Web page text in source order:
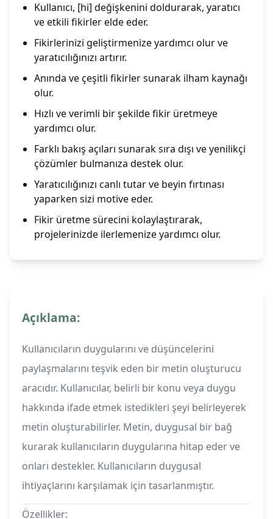
Kullanıcı, [hi] değişkenini doldurarak, yaratıcı
ve etkili fikirler elde eder.
Fikirlerinizi geliştirmenize yardımcı olur ve
yaratıcılığınızı artırır.
Anında ve çeşitli fikirler sunarak ilham kaynağı
olur.
Hızlı ve verimli bir şekilde fikir üretmeye
yardımcı olur.
Farklı bakış açıları sunarak sıra dışı ve yenilikçi
çözümler bulmanıza destek olur.
Yaratıcılığınızı canlı tutar ve beyin fırtınası
yaparken sizi motive eder.
Fikir üretme sürecini kolaylaştırarak,
projelerinizde ilerlemenize yardımcı olur.
Açıklama:
Kullanıcıların duygularını ve düşüncelerini
paylaşmalarını teşvik eden bir metin oluşturucu
aracıdır. Kullanıcılar, belirli bir konu veya duygu
hakkında ifade etmek istedikleri şeyi belirleyerek
metin oluşturabilirler. Metin, duygusal bir bağ
kurarak kullanıcıların duygularına hitap eder ve
onları destekler. Kullanıcıların duygusal
ihtiyaçlarını karşılamak için tasarlanmıştır.
Özellikler: